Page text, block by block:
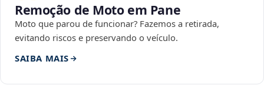
Remoção de Moto em Pane
Moto que parou de funcionar? Fazemos a retirada,
evitando riscos e preservando o veículo.
SAIBA MAIS